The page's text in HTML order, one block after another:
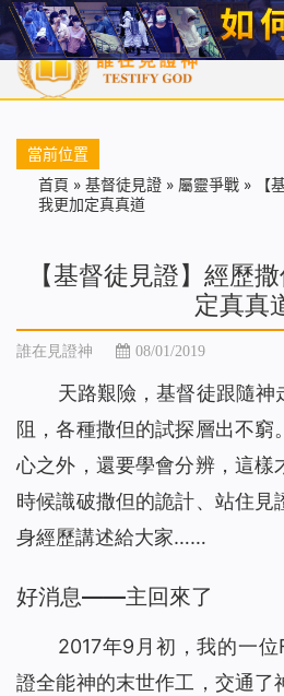
首頁 每日靈糧 天國福音 基
當前位置
首頁 » 基督徒見證 » 屬靈爭戰 »
【
我更加定真真道
【基督徒見證】經歷
定真真
誰在見證神 08/01/2019
天路艱險，基督徒跟隨神
阻，各種撒但的試探層出不窮
心之外，還要學會分辨，這樣
時候識破撒但的詭計、站住見
身經歷講述給大家……
好消息——主回來了
2017年9月初，我的一
證全能神的末世作工，交通了